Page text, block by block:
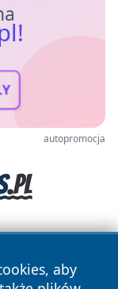
autopromocja
aby